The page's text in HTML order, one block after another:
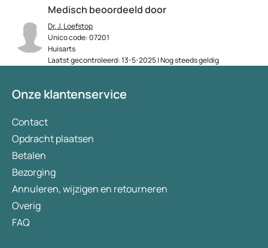
Medisch beoordeeld door
Dr. J. Loefstop
Unico code: 07201
Huisarts
Laatst gecontroleerd: 13-5-2025 | Nog steeds geldig
Onze klantenservice
Contact
Opdracht plaatsen
Betalen
Bezorging
Annuleren, wijzigen en retourneren
Overig
FAQ